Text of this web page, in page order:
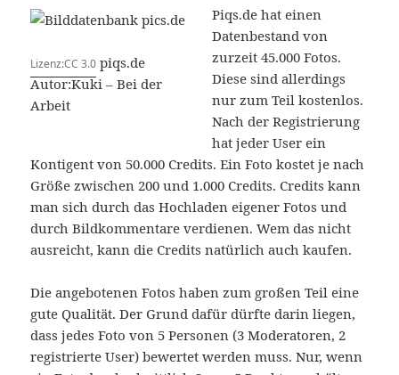
Lizenz:CC 3.0 piqs.de
Autor:Kuki – Bei der
Arbeit
Piqs.de hat einen
Datenbestand von
zurzeit 45.000 Fotos.
Diese sind allerdings
nur zum Teil kostenlos.
Nach der Registrierung
hat jeder User ein
Kontigent von 50.000 Credits. Ein Foto kostet je nach
Größe zwischen 200 und 1.000 Credits. Credits kann
man sich durch das Hochladen eigener Fotos und
durch Bildkommentare verdienen. Wem das nicht
ausreicht, kann die Credits natürlich auch kaufen.
Die angebotenen Fotos haben zum großen Teil eine
gute Qualität. Der Grund dafür dürfte darin liegen,
dass jedes Foto von 5 Personen (3 Moderatoren, 2
registrierte User) bewertet werden muss. Nur, wenn